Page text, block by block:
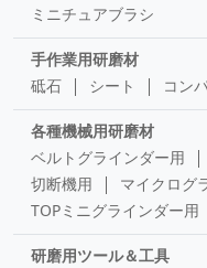
ミニチュアブラシ
手作業用研磨材
砥石
シート コン
各種機械用研磨材
ベルトグラインダー用
切断機用
マイクログ
TOPミニグラインダー用
研磨用ツール＆工具